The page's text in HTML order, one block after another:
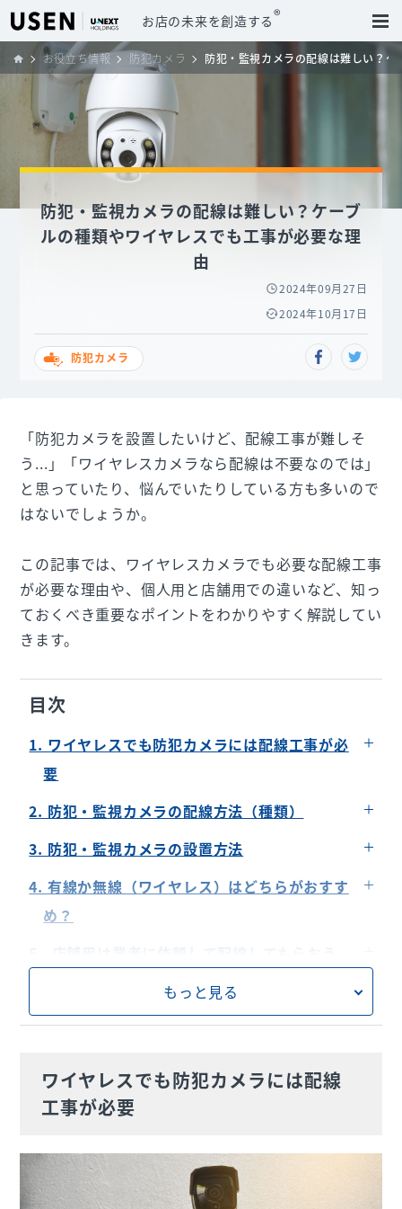
お店の未来を創造する®
お役立ち情報 防犯カメラ 防犯・監視カメラの配線は難しい？
防犯・監視カメラの配線は難しい？ケーブ
ルの種類やワイヤレスでも工事が必要な理
由
2024年09月27日
2024年10月17日
防犯カメラ
「防犯カメラを設置したいけど、配線工事が難しそ
う...」「ワイヤレスカメラなら配線は不要なのでは」
と思っていたり、悩んでいたりしている方も多いので
はないでしょうか。
この記事では、ワイヤレスカメラでも必要な配線工事
が必要な理由や、個人用と店舗用での違いなど、知っ
ておくべき重要なポイントをわかりやすく解説してい
きます。
目次
1. ワイヤレスでも防犯カメラには配線工事が必
要
個人用（戸建てなど）の場合はDIY可能な場合が
ある
2. 防犯・監視カメラの配線方法（種類）
2ケーブルタイプ
3. 防犯・監視カメラの設置方法
自分で設置する
業者に依頼する
4. 有線か無線（ワイヤレス）はどちらがおすす
め？
もっと見る
ワイヤレスでも防犯カメラには配線
工事が必要